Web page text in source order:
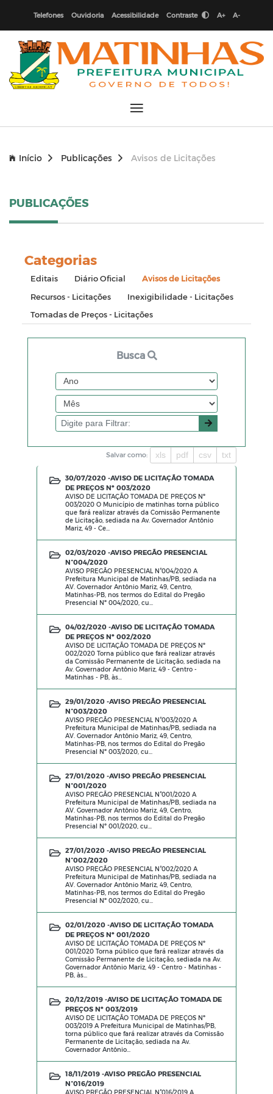
Telefones Ouvidoria Acessibilidade Contraste A+ A-
Início Publicações Avisos de Licitações
PUBLICAÇÕES
Categorias
Editais Diário Oficial
Avisos de Licitações
Recursos - Licitações
Inexigibilidade - Licitações
Tomadas de Preços - Licitações
Busca
Salvar como: xls pdf csv txt
30/07/2020 -AVISO DE LICITAÇÃO TOMADA
DE PREÇOS Nº 003/2020
AVISO DE LICITAÇÃO TOMADA DE PREÇOS Nº
003/2020 O Município de matinhas torna público
que fará realizar através da Comissão Permanente
de Licitação, sediada na Av. Governador Antônio
Mariz, 49 - Ce...
02/03/2020 -AVISO PREGÃO PRESENCIAL
N°004/2020
AVISO PREGÃO PRESENCIAL N°004/2020 A
Prefeitura Municipal de Matinhas/PB, sediada na
AV. Governador Antônio Mariz, 49, Centro,
Matinhas-PB, nos termos do Edital do Pregão
Presencial Nº 004/2020, cu...
04/02/2020 -AVISO DE LICITAÇÃO TOMADA
DE PREÇOS Nº 002/2020
AVISO DE LICITAÇÃO TOMADA DE PREÇOS Nº
002/2020 Torna público que fará realizar através
da Comissão Permanente de Licitação, sediada na
Av. Governador Antônio Mariz, 49 - Centro -
Matinhas - PB, às...
29/01/2020 -AVISO PREGÃO PRESENCIAL
N°003/2020
AVISO PREGÃO PRESENCIAL N°003/2020 A
Prefeitura Municipal de Matinhas/PB, sediada na
AV. Governador Antônio Mariz, 49, Centro,
Matinhas-PB, nos termos do Edital do Pregão
Presencial Nº 003/2020, cu...
27/01/2020 -AVISO PREGÃO PRESENCIAL
N°001/2020
AVISO PREGÃO PRESENCIAL N°001/2020 A
Prefeitura Municipal de Matinhas/PB, sediada na
AV. Governador Antônio Mariz, 49, Centro,
Matinhas-PB, nos termos do Edital do Pregão
Presencial Nº 001/2020, cu...
27/01/2020 -AVISO PREGÃO PRESENCIAL
N°002/2020
AVISO PREGÃO PRESENCIAL N°002/2020 A
Prefeitura Municipal de Matinhas/PB, sediada na
AV. Governador Antônio Mariz, 49, Centro,
Matinhas-PB, nos termos do Edital do Pregão
Presencial Nº 002/2020, cu...
02/01/2020 -AVISO DE LICITAÇÃO TOMADA
DE PREÇOS Nº 001/2020
AVISO DE LICITAÇÃO TOMADA DE PREÇOS Nº
001/2020 Torna público que fará realizar através da
Comissão Permanente de Licitação, sediada na Av.
Governador Antônio Mariz, 49 - Centro - Matinhas -
PB, às...
20/12/2019 -AVISO DE LICITAÇÃO TOMADA DE
PREÇOS Nº 003/2019
AVISO DE LICITAÇÃO TOMADA DE PREÇOS Nº
003/2019 A Prefeitura Municipal de Matinhas/PB,
torna público que fará realizar através da Comissão
Permanente de Licitação, sediada na Av.
Governador Antônio...
18/11/2019 -AVISO PREGÃO PRESENCIAL
N°016/2019
AVISO PREGÃO PRESENCIAL N°016/2019 A